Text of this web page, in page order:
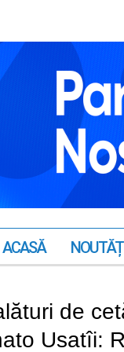
ACASĂ
de
Usatîi: